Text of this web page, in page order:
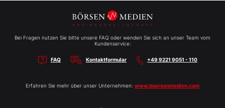
Bei Fragen nutzen Sie bitte unsere FAQ oder wenden Sie sich an unser Team vom
Kundenservice:
FAQ Kontaktformular +49 9221 9051 - 110
Erfahren Sie mehr über unser Unternehmen: www.boersenmedien.com